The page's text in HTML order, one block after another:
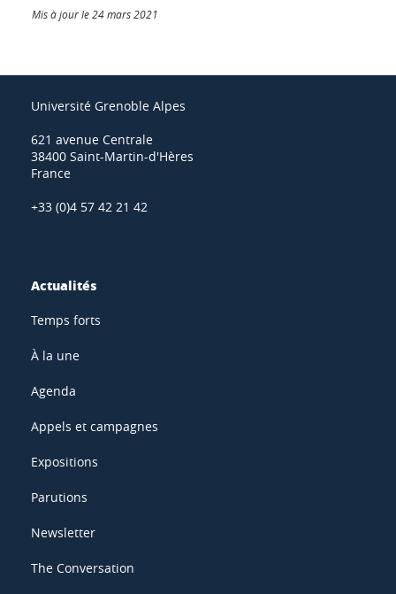
Mis à jour le 24 mars 2021
Université Grenoble Alpes
621 avenue Centrale
38400 Saint-Martin-d'Hères
France
+33 (0)4 57 42 21 42
Actualités
Temps forts
À la une
Agenda
Appels et campagnes
Expositions
Parutions
Newsletter
The Conversation